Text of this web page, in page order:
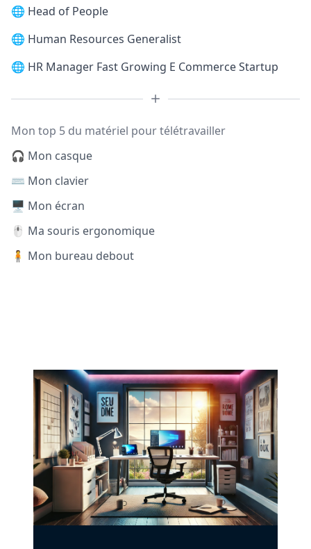
🌐 Head of People
🌐 Human Resources Generalist
🌐 HR Manager Fast Growing E Commerce Startup
Mon top 5 du matériel pour télétravailler
🎧 Mon casque
⌨️ Mon clavier
🖥️ Mon écran
🖱️ Ma souris ergonomique
🧍 Mon bureau debout